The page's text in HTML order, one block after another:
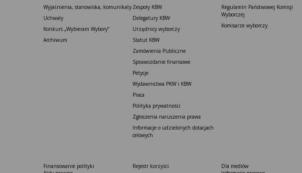
Wyjaśnienia, stanowiska, komunikaty
Uchwały
Konkurs „Wybieram Wybory”
Archiwum
Zespoły KBW
Delegatury ​KBW
Urzędnicy wyborczy
Statut K​BW
Zamówienia Publiczne
Sprawozdanie finansowe
Petycje
Wydawnictwa PKW i KBW
Praca
Polityka prywatności
Zgłoszenia naruszenia prawa
Informacje o udzielonych dotacjach
celowych
Regulamin Państwowej Komisji
Wyborczej
Komisarze wyborczy
Finansowanie polityki
Rejestr korzyści
Dla mediów